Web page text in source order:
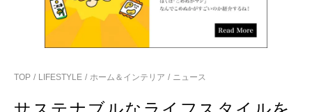
TOP LIFESTYLE ホーム＆インテリア ニュース